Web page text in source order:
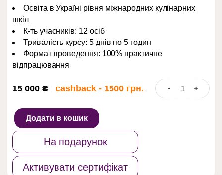
Освіта в Україні рівня міжнародних кулінарних
шкіл
К-ть учасників: 12 осіб
Тривалість курсу: 5 днів по 5 годин
Формат проведення: 100% практичне
відпрацювання
15 000 ₴ cashback - 1500 грн. -
ДЕСЕРТНА+
Додати в кошик
На подарунок
Активувати сертифікат